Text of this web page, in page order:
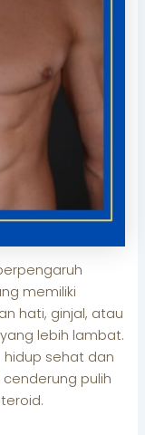
memiliki
hati, ginjal, atau
lebih lambat.
hidup sehat dan
pulih